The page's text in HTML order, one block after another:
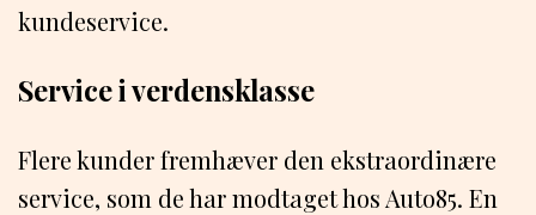
kundeservice.
Service i verdensklasse
Flere kunder fremhæver den ekstraordinære
service, som de har modtaget hos Auto85. En